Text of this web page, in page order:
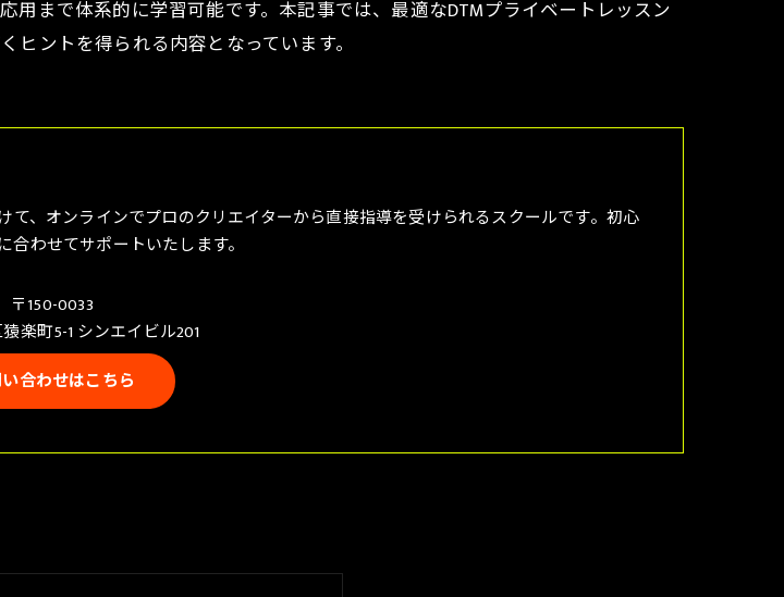
まで体系的に学習可能です。本記事では、最適なDTMプライベートレッスン
ントを得られる内容となっています。
て、オンラインでプロのクリエイターから直接指導を受けられるスクールです。初心
わせてサポートいたします。
〒150-0033
楽町5-1 シンエイビル201
合わせはこちら